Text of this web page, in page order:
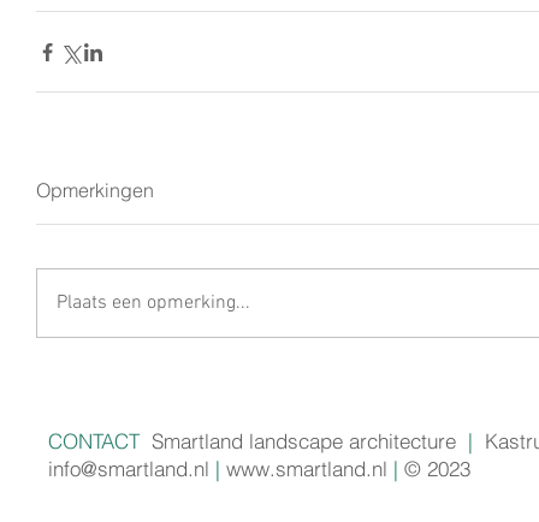
Opmerkingen
Plaats een opmerking...
CONTACTSmartland landscape architecture |
info@smartland.nl | www.smartland.nl | © 2023